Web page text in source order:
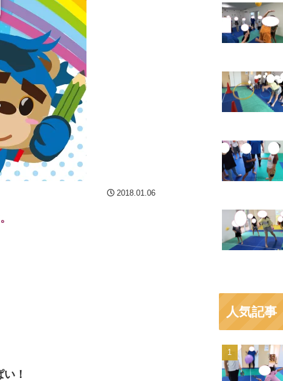
2018.01.06
！
人気記事